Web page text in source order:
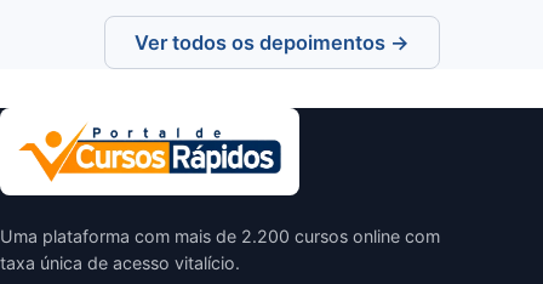
Ver todos os depoimentos →
Uma plataforma com mais de 2.200 cursos online com
taxa única de acesso vitalício.